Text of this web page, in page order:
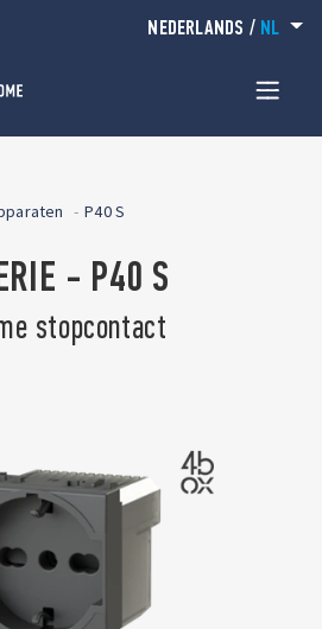
NEDERLANDS / NL
P40 S
- P40 S
stopcontact